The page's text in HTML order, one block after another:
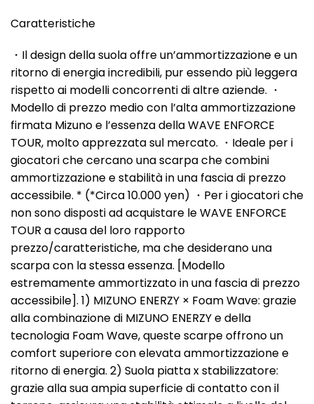
Caratteristiche
・Il design della suola offre un’ammortizzazione e un
ritorno di energia incredibili, pur essendo più leggera
rispetto ai modelli concorrenti di altre aziende. ・
Modello di prezzo medio con l’alta ammortizzazione
firmata Mizuno e l’essenza della WAVE ENFORCE
TOUR, molto apprezzata sul mercato. ・Ideale per i
giocatori che cercano una scarpa che combini
ammortizzazione e stabilità in una fascia di prezzo
accessibile. * (*Circa 10.000 yen) ・Per i giocatori che
non sono disposti ad acquistare le WAVE ENFORCE
TOUR a causa del loro rapporto
prezzo/caratteristiche, ma che desiderano una
scarpa con la stessa essenza. [Modello
estremamente ammortizzato in una fascia di prezzo
accessibile]. 1) MIZUNO ENERZY × Foam Wave: grazie
alla combinazione di MIZUNO ENERZY e della
tecnologia Foam Wave, queste scarpe offrono un
comfort superiore con elevata ammortizzazione e
ritorno di energia. 2) Suola piatta x stabilizzatore:
grazie alla sua ampia superficie di contatto con il